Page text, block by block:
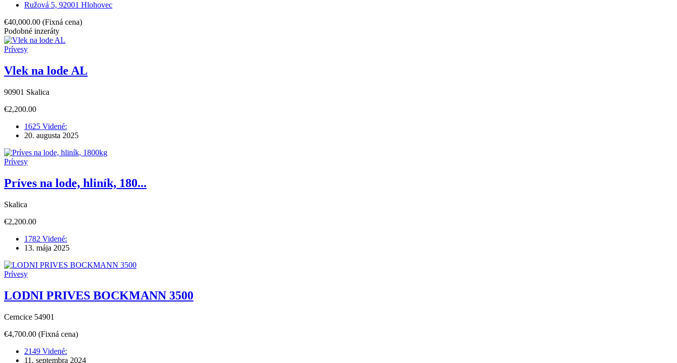
Ružová 5, 92001 Hlohovec
€40,000.00 (Fixná cena)
Podobné inzeráty
Prívesy
Vlek na lode AL
90901 Skalica
€2,200.00
1625 Videné:
20. augusta 2025
Prívesy
Príves na lode, hliník, 180...
Skalica
€2,200.00
1782 Videné:
13. mája 2025
Prívesy
LODNI PRIVES BOCKMANN 3500
Cerncice 54901
€4,700.00 (Fixná cena)
2149 Videné:
11. septembra 2024